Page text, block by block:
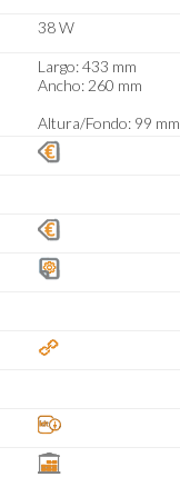
38 W
Largo: 433 mm
Ancho: 260 mm
Altura/Fondo: 99 mm